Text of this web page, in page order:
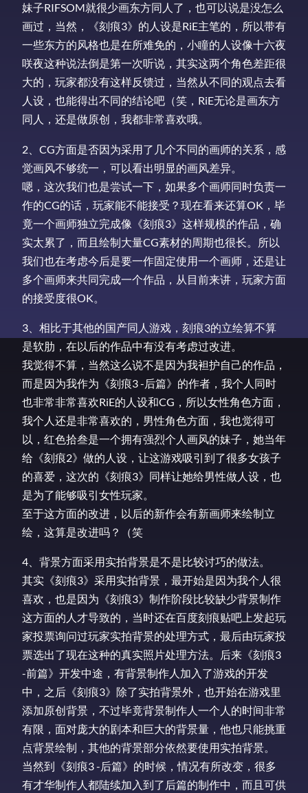
妹子RIFSOM就很少画东方同人了，也可以说是没怎么
画过，当然，《刻痕3》的人设是RiE主笔的，所以带有
一些东方的风格也是在所难免的，小瞳的人设像十六夜
咲夜这种说法倒是第一次听说，其实这两个角色差距很
大的，玩家都没有这样反馈过，当然从不同的观点去看
人设，也能得出不同的结论吧（笑，RiE无论是画东方
同人，还是做原创，我都非常喜欢哦。
2、CG方面是否因为采用了几个不同的画师的关系，感
觉画风不够统一，可以看出明显的画风差异。
嗯，这次我们也是尝试一下，如果多个画师同时负责一
作的CG的话，玩家能不能接受？现在看来还算OK，毕
竟一个画师独立完成像《刻痕3》这样规模的作品，确
实太累了，而且绘制大量CG素材的周期也很长。所以
我们也在考虑今后是要一作固定使用一个画师，还是让
多个画师来共同完成一个作品，从目前来讲，玩家方面
的接受度很OK。
3、相比于其他的国产同人游戏，刻痕3的立绘算不算
是软肋，在以后的作品中有没有考虑过改进。
我觉得不算，当然这么说不是因为我袒护自己的作品，
而是因为我作为《刻痕3 -后篇》的作者，我个人同时
也非常非常喜欢RiE的人设和CG，所以女性角色方面，
我个人还是非常喜欢的，男性角色方面，我也觉得可
以，红色拾叁是一个拥有强烈个人画风的妹子，她当年
给《刻痕2》做的人设，让这游戏吸引到了很多女孩子
的喜爱，这次的《刻痕3》同样让她给男性做人设，也
是为了能够吸引女性玩家。
至于这方面的改进，以后的新作会有新画师来绘制立
绘，这算是改进吗？（笑
4、背景方面采用实拍背景是不是比较讨巧的做法。
其实《刻痕3》采用实拍背景，最开始是因为我个人很
喜欢，也是因为《刻痕3》制作阶段比较缺少背景制作
这方面的人才导致的，当时还在百度刻痕贴吧上发起玩
家投票询问过玩家实拍背景的处理方式，最后由玩家投
票选出了现在这种的真实照片处理方法。后来《刻痕3
-前篇》开发中途，有背景制作人加入了游戏的开发
中，之后《刻痕3》除了实拍背景外，也开始在游戏里
添加原创背景，不过毕竟背景制作人一个人的时间非常
有限，面对庞大的剧本和巨大的背景量，他也只能挑重
点背景绘制，其他的背景部分依然要使用实拍背景。
当然到《刻痕3 -后篇》的时候，情况有所改变，很多
有才华制作人都陆续加入到了后篇的制作中，而且可供